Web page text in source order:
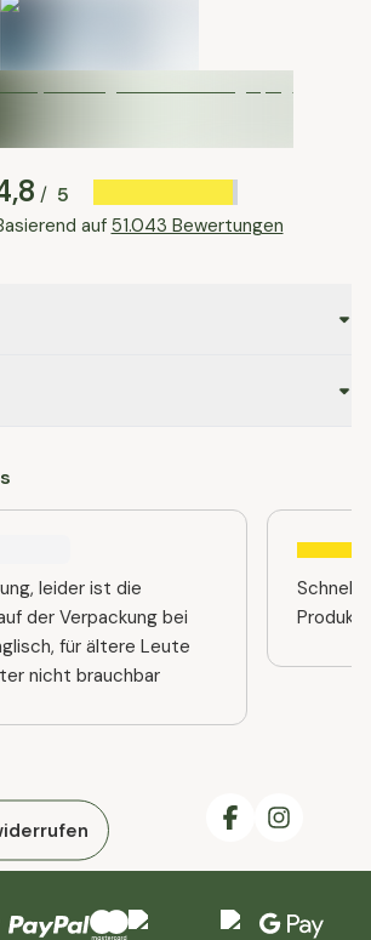
/ 5
auf 51.043 Bewertungen
leider ist die
der Verpackung bei
für ältere Leute
nicht brauchbar